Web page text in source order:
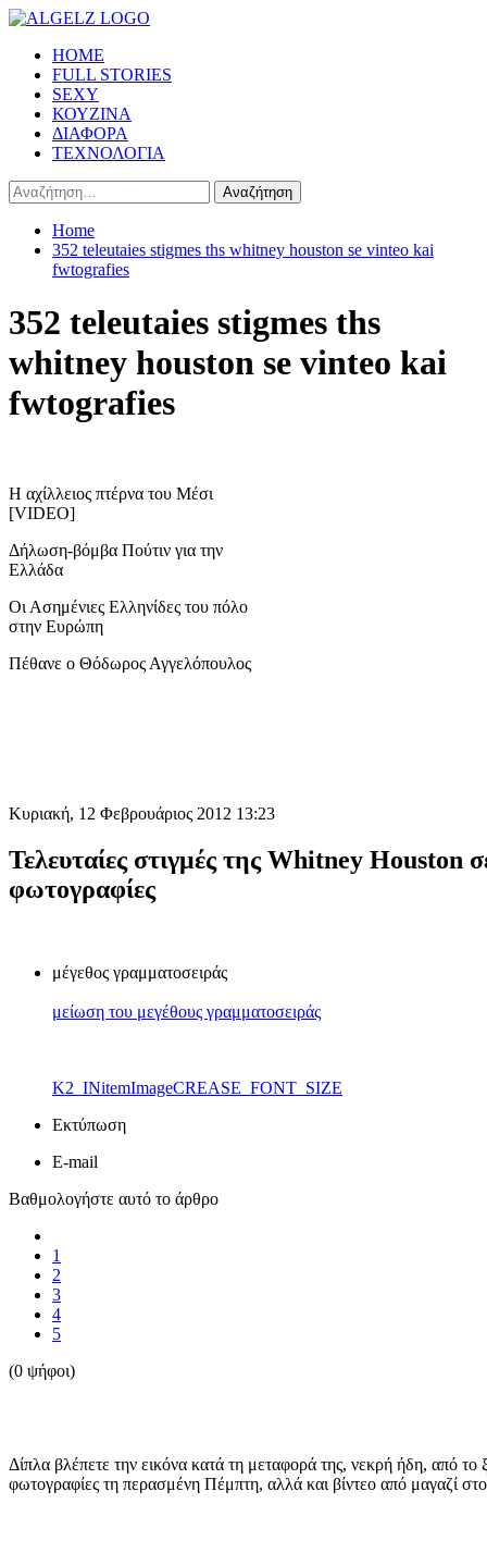
Skip
content
Primary
Menu
HOME
FULL STORIES
SEXY
ΚΟΥΖΙΝΑ
ΔΙΑΦΟΡΑ
ΤΕΧΝΟΛΟΓΙΑ
Αναζήτηση
για:
Home
352 teleutaies stigmes ths whitney houston se vinteo kai
fwtografies
352 teleutaies stigmes ths
whitney houston se vinteo kai
fwtografies
Η αχίλλειος πτέρνα του Μέσι
[VIDEO]
Δήλωση-βόμβα Πούτιν για την
Ελλάδα
Οι Ασημένιες Ελληνίδες του πόλο
στην Ευρώπη
Πέθανε ο Θόδωρος Αγγελόπουλος
Κυριακή, 12 Φεβρουάριος 2012 13:23
Τελευταίες στιγμές της Whitney Houston
φωτογραφίες
μέγεθος γραμματοσειράς
μείωση του μεγέθους γραμματοσειράς
K2_INitemImageCREASE_FONT_SIZE
Εκτύπωση
E-mail
Βαθμολογήστε αυτό το άρθρο
1
2
3
4
5
(0 ψήφοι)
Δίπλα βλέπετε την εικόνα κατά τη μεταφορά της, νεκρή ήδη, από το
φωτογραφίες τη περασμένη Πέμπτη, αλλά και βίντεο από μαγαζί